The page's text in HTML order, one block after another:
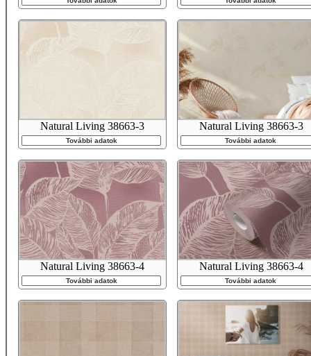
Natural Living 38663-3
További adatok
Natural Living 38663-3
További adatok
Natural Living 38663-4
További adatok
Natural Living 38663-4
További adatok